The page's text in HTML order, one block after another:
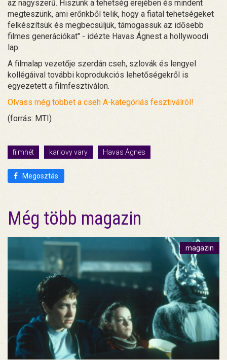
az nagyszerű. Hiszünk a tehetség erejében és mindent
megteszünk, ami erőnkből telik, hogy a fiatal tehetségeket
felkészítsük és megbecsüljük, támogassuk az idősebb
filmes generációkat" - idézte Havas Ágnest a hollywoodi
lap.
A filmalap vezetője szerdán cseh, szlovák és lengyel
kollégáival további koprodukciós lehetőségekről is
egyezetett a filmfesztiválon.
Olvass még többet a cseh A-kategóriás fesztiválról!
(forrás: MTI)
filmhét karlovy vary Havas Ágnes
Megosztás
Még több magazin
magazin